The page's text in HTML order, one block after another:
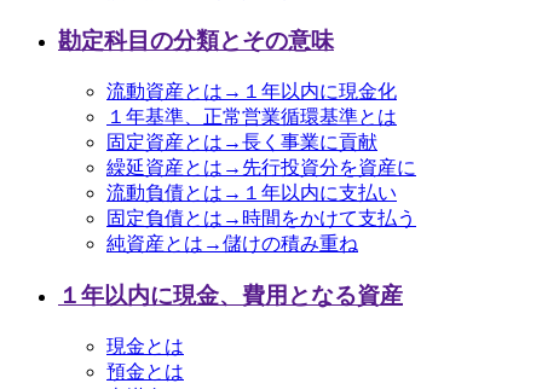
勘定科目の分類とその意味
流動資産とは→１年以内に現金化
１年基準、正常営業循環基準とは
固定資産とは→長く事業に貢献
繰延資産とは→先行投資分を資産に
流動負債とは→１年以内に支払い
固定負債とは→時間をかけて支払う
純資産とは→儲けの積み重ね
１年以内に現金、費用となる資産
現金とは
預金とは